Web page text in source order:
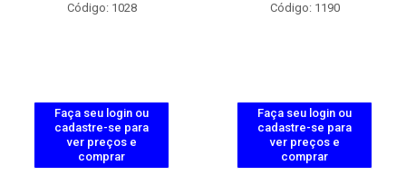
Código: 1028
Faça seu login ou
cadastre-se para
ver preços e
comprar
Código: 1190
Faça seu login ou
cadastre-se para
ver preços e
comprar